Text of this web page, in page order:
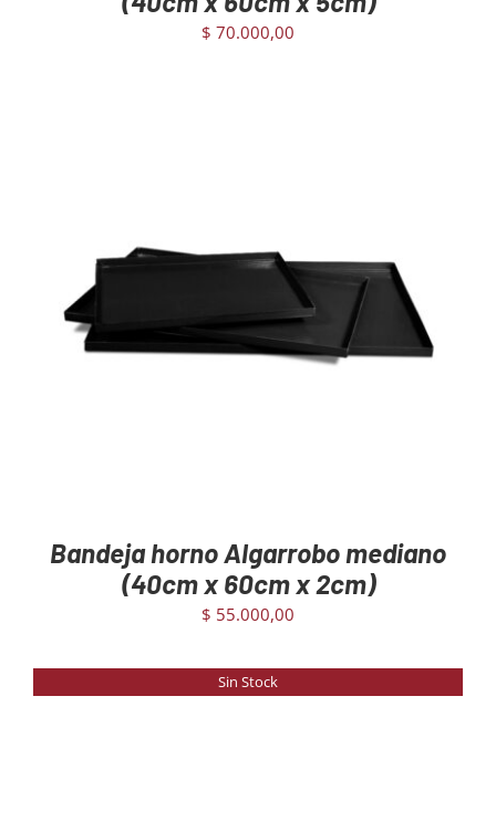
$ 70.000,00
/ DETAILS
Bandeja horno Algarrobo mediano
(40cm x 60cm x 2cm)
$ 55.000,00
Sin Stock